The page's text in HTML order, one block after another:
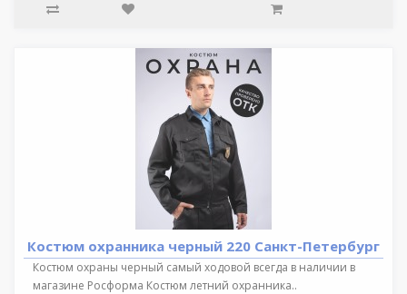
Костюм охранника черный 220 Санкт-Петербург
Костюм охраны черный самый ходовой всегда в наличии в
магазине Росформа Костюм летний охранника..